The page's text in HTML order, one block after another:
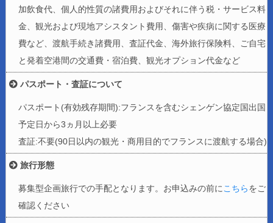
加飲食代、個人的性質の諸費用およびそれに伴う税・サービス料
金、観光および現地アシスタント費用、傷害や疾病に関する医療
費など、渡航手続き諸費用、査証代金、海外旅行保険料、ご自宅
と発着空港間の交通費・宿泊費、観光オプション代金など
パスポート・査証について
パスポート(有効残存期間):フランスを含むシェンゲン協定国出国
予定日から3ヵ月以上必要
査証:不要(90日以内の観光・商用目的でフランスに渡航する場合)
旅行形態
募集型企画旅行での手配となります。お申込みの前に こちらをご
確認ください